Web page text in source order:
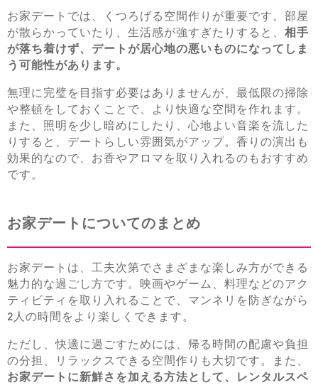
お家デートでは、くつろげる空間作りが重要です。部屋
が散らかっていたり、生活感が強すぎたりすると、 相手
が落ち着けず、デートが居心地の悪いものになってしま
う可能性があります。
無理に完璧を目指す必要はありませんが、最低限の掃除
や整頓をしておくことで、より快適な空間を作れます。
また、照明を少し暗めにしたり、心地よい音楽を流した
りすると、デートらしい雰囲気がアップ。香りの演出も
効果的なので、お香やアロマを取り入れるのもおすすめ
です。
お家デートについてのまとめ
お家デートは、工夫次第でさまざまな楽しみ方ができる
魅力的な過ごし方です。映画やゲーム、料理などのアク
ティビティを取り入れることで、マンネリを防ぎながら
2人の時間をより楽しくできます。
ただし、快適に過ごすためには、帰る時間の配慮や負担
の分担、リラックスできる空間作りも大切です。また、
お家デートに新鮮さを加える方法として、レンタルスペ